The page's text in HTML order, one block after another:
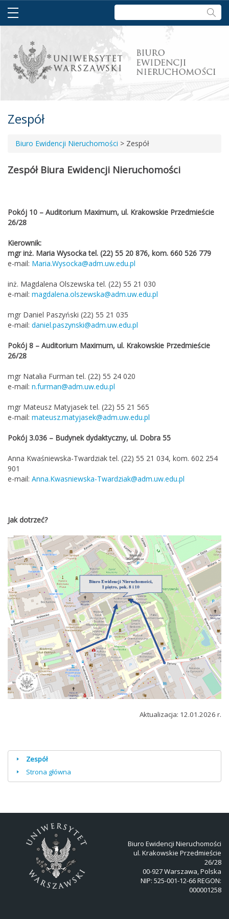
Szukaj:
Zespół
Biuro Ewidencji Nieruchomości > Zespół
Zespół Biura Ewidencji Nieruchomości
Pokój 10 – Auditorium Maximum, ul. Krakowskie Przedmieście
26/28
Kierownik:
mgr inż. Maria Wysocka tel. (22) 55 20 876, kom. 660 526 779
e-mail: Maria.Wysocka@adm.uw.edu.pl
inż. Magdalena Olszewska tel. (22) 55 21 030
e-mail: magdalena.olszewska@adm.uw.edu.pl
mgr Daniel Paszyński (22) 55 21 035
e-mail: daniel.paszynski@adm.uw.edu.pl
Pokój 8 – Auditorium Maximum, ul. Krakowskie Przedmieście
26/28
mgr Natalia Furman tel. (22) 55 24 020
e-mail: n.furman@adm.uw.edu.pl
mgr Mateusz Matyjasek tel. (22) 55 21 565
e-mail: mateusz.matyjasek@adm.uw.edu.pl
Pokój 3.036 – Budynek dydaktyczny, ul. Dobra 55
Anna Kwaśniewska-Twardziak tel. (22) 55 21 034, kom. 602 254
901
e-mail: Anna.Kwasniewska-Twardziak@adm.uw.edu.pl
Jak dotrzeć?
Aktualizacja: 12.01.2026 r.
Zespół
Strona główna
Biuro Ewidencji Nieruchomości
ul. Krakowskie Przedmieście
26/28
00-927 Warszawa, Polska
NIP: 525-001-12-66 REGON:
000001258